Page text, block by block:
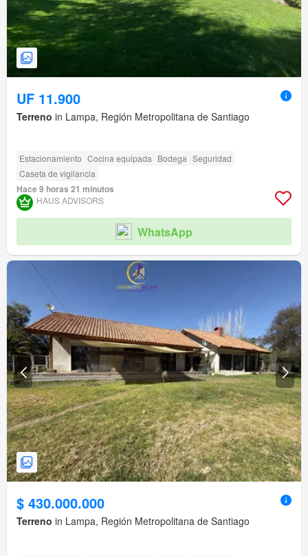
UF 11.900
Terreno in Lampa, Región Metropolitana de Santiago
Estacionamiento Cocina equipada Bodega Seguridad
Caseta de vigilancia
Hace 9 horas 21 minutos
HAUS ADVISORS
WhatsApp
$ 430.000.000
Terreno in Lampa, Región Metropolitana de Santiago